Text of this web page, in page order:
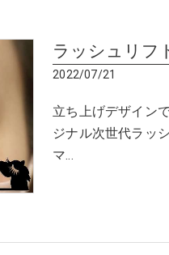
ラッシュリフ
2022/07/21
立ち上げデザイン
ジナル次世代ラッ
マ…